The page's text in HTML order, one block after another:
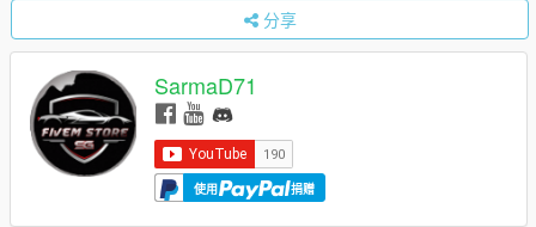
分享
SarmaD71
使用 捐赠